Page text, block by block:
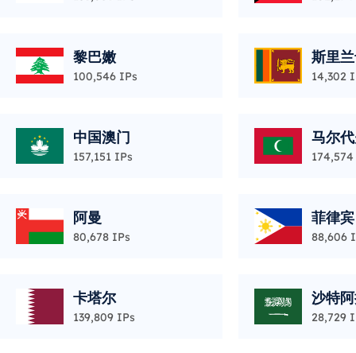
黎巴嫩
100,546 IPs
斯里
14,302
中国澳门
157,151 IPs
马尔
阿曼
80,678 IPs
菲律宾
88,606
卡塔尔
139,809 IPs
沙特
28,729